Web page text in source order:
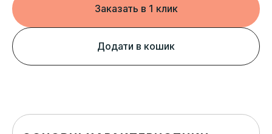
Заказать в 1 клик
Додати в кошик